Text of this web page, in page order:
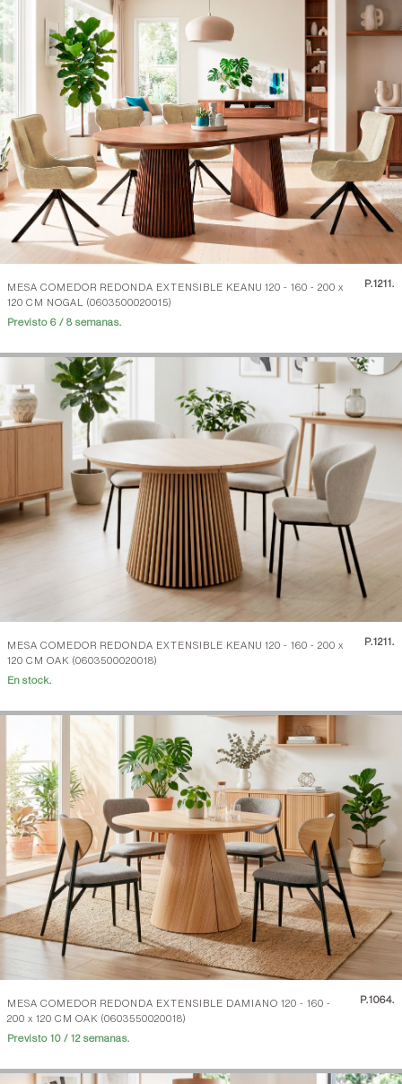
MESA COMEDOR REDONDA EXTENSIBLE KEANU 120 - 160 - 200 x
120 CM NOGAL (0603500020015)
P.1211.
Previsto 6 / 8 semanas.
MESA COMEDOR REDONDA EXTENSIBLE KEANU 120 - 160 - 200 x
120 CM OAK (0603500020018)
P.1211.
En stock.
MESA COMEDOR REDONDA EXTENSIBLE DAMIANO 120 - 160 -
200 x 120 CM OAK (0603550020018)
P.1064.
Previsto 10 / 12 semanas.